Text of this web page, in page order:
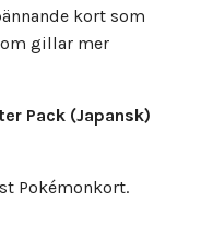
kort som
gillar mer
Pack (Japansk)
Pokémonkort.